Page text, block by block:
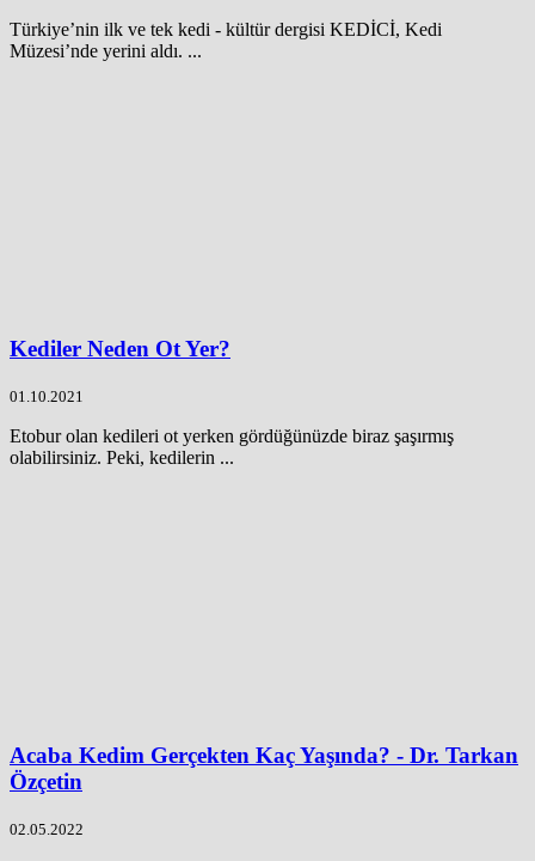
Türkiye’nin ilk ve tek kedi - kültür dergisi KEDİCİ, Kedi
Müzesi’nde yerini aldı. ...
Kediler Neden Ot Yer?
01.10.2021
Etobur olan kedileri ot yerken gördüğünüzde biraz şaşırmış
olabilirsiniz. Peki, kedilerin ...
Acaba Kedim Gerçekten Kaç Yaşında? - Dr. Tarkan
Özçetin
02.05.2022